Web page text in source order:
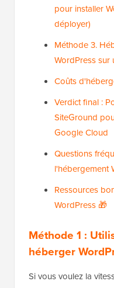
pour installer
déployer)
Méthode 3.
WordPress
Coûts
Verdict final :
SiteGround
Google Cloud
Questions
l'hébergement
Ressources
WordPress 🎁
Méthode 1 :
héberger
Si vous voulez la